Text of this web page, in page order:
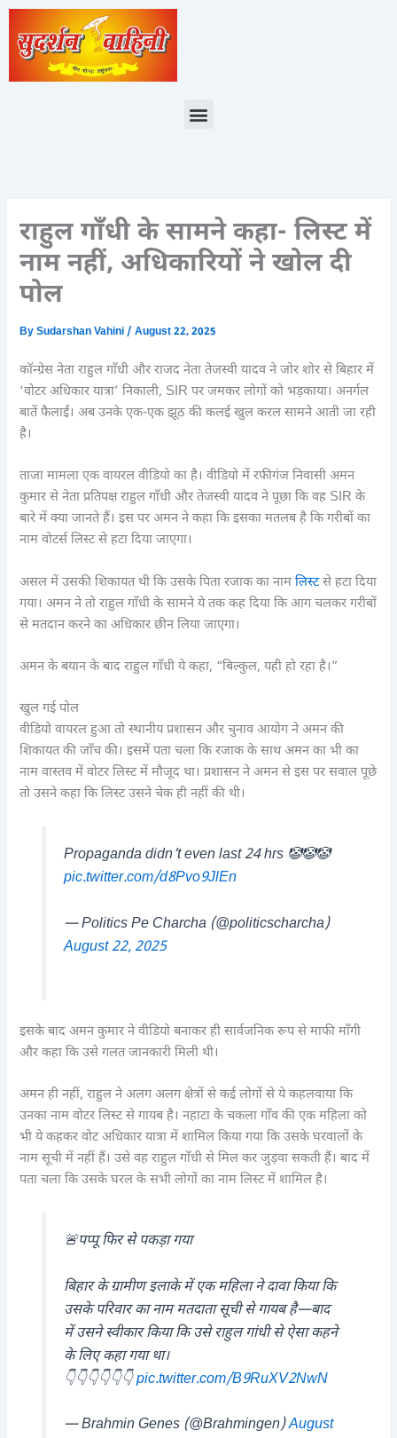
Skip
content
Menu
राहुल गाँधी के सामने कहा- लिस्ट में
नाम नहीं, अधिकारियों ने खोल दी
पोल
BySudarshan Vahini/August 22, 2025
कॉन्ग्रेस नेता राहुल गाँधी और राजद नेता तेजस्वी यादव ने जोर शोर से बिहार में
‘वोटर अधिकार यात्रा’ निकाली, SIR पर जमकर लोगों को भड़काया। अनर्गल
बातें फैलाईं। अब उनके एक-एक झूठ की कलई खुल करल सामने आती जा रही
है।
ताजा मामला एक वायरल वीडियो का है। वीडियो में रफीगंज निवासी अमन
कुमार से नेता प्रतिपक्ष राहुल गाँधी और तेजस्वी यादव ने पूछा कि वह SIR के
बारे में क्या जानते हैं। इस पर अमन ने कहा कि इसका मतलब है कि गरीबों का
नाम वोटर्स लिस्ट से हटा दिया जाएगा।
असल में उसकी शिकायत थी कि उसके पिता रजाक का नामलिस्टसे हटा दिया
गया। अमन ने तो राहुल गाँधी के सामने ये तक कह दिया कि आग चलकर गरीबों
से मतदान करने का अधिकार छीन लिया जाएगा।
अमन के बयान के बाद राहुल गाँधी ये कहा, “बिल्कुल, यही हो रहा है।”
खुल गई पोल
वीडियो वायरल हुआ तो स्थानीय प्रशासन और चुनाव आयोग ने अमन की
शिकायत की जाँच की। इसमें पता चला कि रजाक के साथ अमन का भी का
नाम वास्तव में वोटर लिस्ट में मौजूद था। प्रशासन ने अमन से इस पर सवाल पूछे
तो उसने कहा कि लिस्ट उसने चेक ही नहीं की थी।
Propaganda didn’t even last 24 hrs 🤡🤡🤡
pic.twitter.com/d8Pvo9JlEn
— Politics Pe Charcha (@politicscharcha)
August 22, 2025
इसके बाद अमन कुमार ने वीडियो बनाकर ही सार्वजनिक रूप से माफी माँगी
और कहा कि उसे गलत जानकारी मिली थी।
अमन ही नहीं, राहुल ने अलग अलग क्षेत्रों से कई लोगों से ये कहलवाया कि
उनका नाम वोटर लिस्ट से गायब है। नहाटा के चकला गाँव की एक महिला को
भी ये कहकर वोट अधिकार यात्रा में शामिल किया गया कि उसके घरवालों के
नाम सूची में नहीं हैं। उसे वह राहुल गाँधी से मिल कर जुड़वा सकती हैं। बाद में
पता चला कि उसके घरल के सभी लोगों का नाम लिस्ट में शामिल है।
🚨पप्पू फिर से पकड़ा गया
बिहार के ग्रामीण इलाके में एक महिला ने दावा किया कि
उसके परिवार का नाम मतदाता सूची से गायब है—बाद
में उसने स्वीकार किया कि उसे राहुल गांधी से ऐसा कहने
के लिए कहा गया था।
👇👇👇👇👇👇pic.twitter.com/B9RuXV2NwN
— Brahmin Genes (@Brahmingen)August